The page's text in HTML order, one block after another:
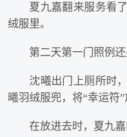
夏九嘉翻来服务看
绒服里。
第二天第一门照例还
沈曦出门上厕所时
曦羽绒服兜，将“幸运符”
在放进去时，夏九